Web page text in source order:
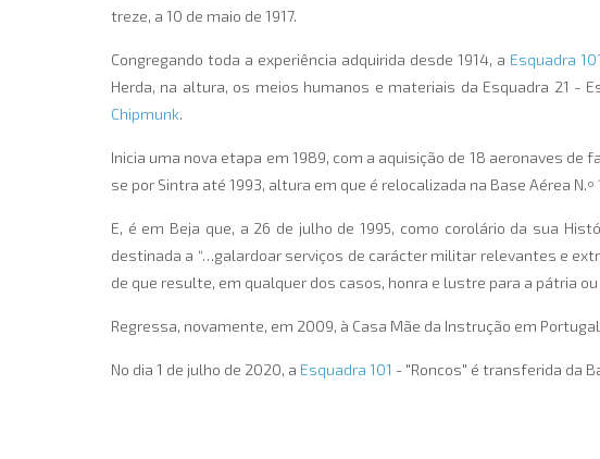
treze, a 10 de maio de 1917.
Congregando toda a experiência adquirida desde 1914, a Esquadra 101
Herda, na altura, os meios humanos e materiais da Esquadra 21 -
Chipmunk.
Inicia uma nova etapa em 1989, com a aquisição de 18 aeronaves de
se por Sintra até 1993, altura em que é relocalizada na Base Aérea N.º
E, é em Beja que, a 26 de julho de 1995, como corolário da sua
destinada a “…galardoar serviços de carácter militar relevantes e
de que resulte, em qualquer dos casos, honra e lustre para a pátria
Regressa, novamente, em 2009, à Casa Mãe da Instrução em
No dia 1 de julho de 2020, a Esquadra 101 - "Roncos" é transferida da